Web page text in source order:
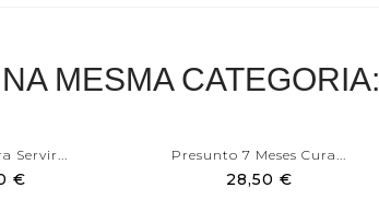
MESMA CATEGORIA:
Servir...
€
Presunto 7 Meses Cura...
28,50 €